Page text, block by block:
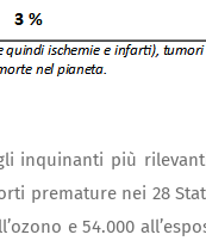
inquinanti più
premature nei 28
e 54.000